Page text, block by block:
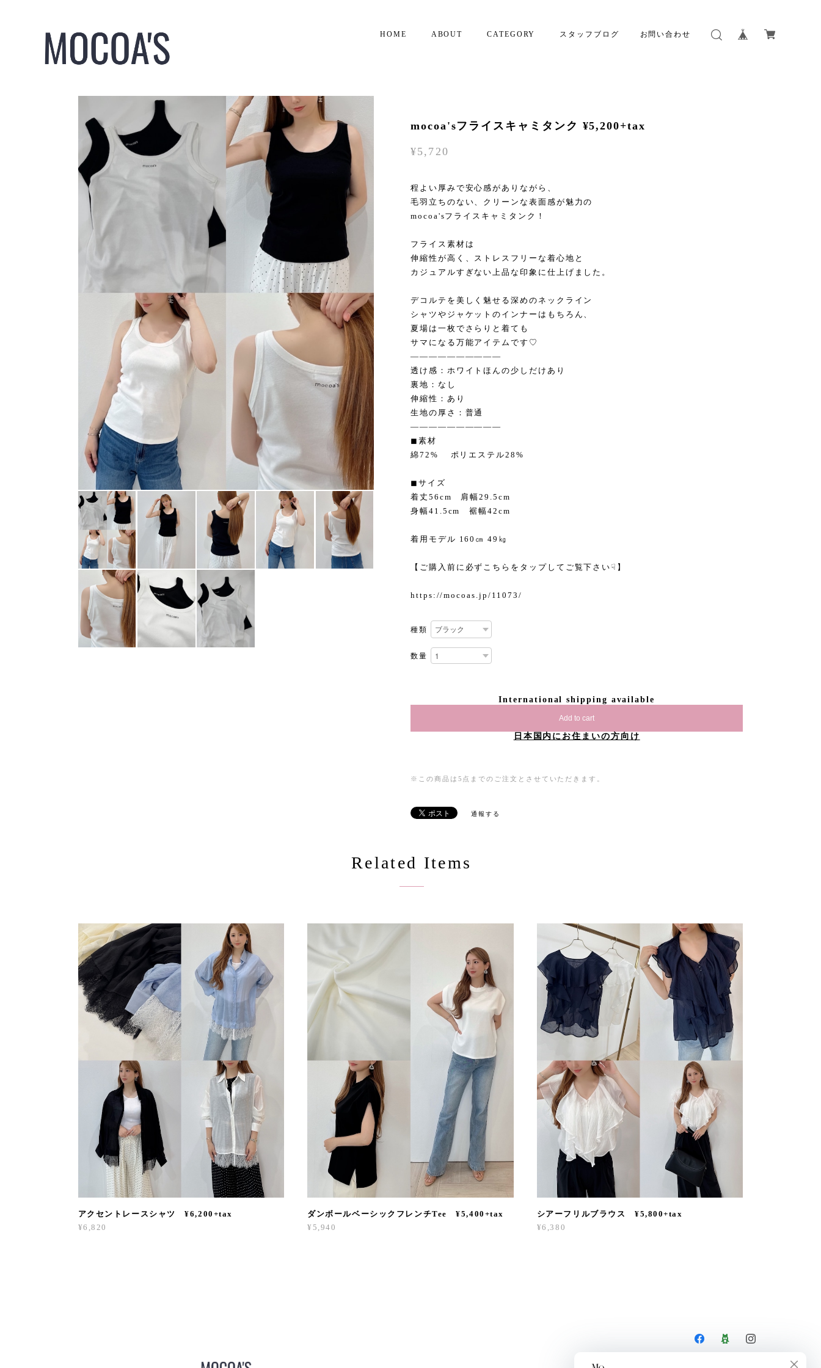
HOME ABOUT CATEGORY スタッフブログ お問い合わせ
mocoa'sフライスキャミタンク ¥5,200+tax
¥5,720
程よい厚みで安心感がありながら、
毛羽立ちのない、クリーンな表面感が魅力の
mocoa'sフライスキャミタンク！
フライス素材は
伸縮性が高く、ストレスフリーな着心地と
カジュアルすぎない上品な印象に仕上げました。
デコルテを美しく魅せる深めのネックライン
シャツやジャケットのインナーはもちろん、
夏場は一枚でさらりと着ても
サマになる万能アイテムです♡
——————————
透け感：ホワイトほんの少しだけあり
裏地：なし
伸縮性：あり
生地の厚さ：普通
——————————
◼︎素材
綿72% ポリエステル28%
◼︎サイズ
着丈56cm 肩幅29.5cm
身幅41.5cm 裾幅42cm
着用モデル 160㎝ 49㎏
【ご購入前に必ずこちらをタップしてご覧下さい☟】
https://mocoas.jp/11073/
種類
数量
International shipping available
Add to cart
日本国内にお住まいの方向け
※この商品は5点までのご注文とさせていただきます。
通報する
Related Items
アクセントレースシャツ ¥6,200+tax
¥6,820
ダンボールベーシックフレンチTee ¥5,400+tax
¥5,940
シアーフリルブラウス ¥5,800+tax
¥6,380